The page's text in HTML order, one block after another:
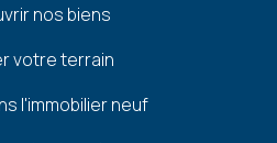
nos biens
votre terrain
l'immobilier neuf